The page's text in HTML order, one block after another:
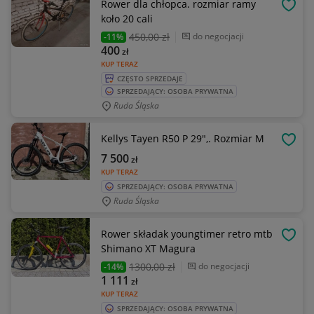
Rower dla chłopca. rozmiar ramy
koło 20 cali
-11% 450,00 zł do negocjacji
KUP TERAZ
400zł
CZĘSTO SPRZEDAJE
SPRZEDAJĄCY: OSOBA PRYWATNA
Ruda Śląska
Kellys Tayen R50 P 29",. Rozmiar M
KUP TERAZ
7 500zł
SPRZEDAJĄCY: OSOBA PRYWATNA
Ruda Śląska
Rower składak youngtimer retro mtb
Shimano XT Magura
-14% 1300,00 zł do negocjacji
KUP TERAZ
1 111 zł
SPRZEDAJĄCY: OSOBA PRYWATNA